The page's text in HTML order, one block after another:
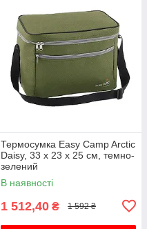
Термосумка Easy Camp Arctic
Daisy, 33 x 23 x 25 см, темно-
зелений
В наявності
1 512,40 ₴ 1 592 ₴